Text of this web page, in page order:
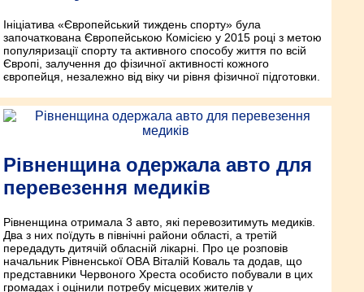
Ініціатива «Європейський тиждень спорту» була
започаткована Європейською Комісією у 2015 році з метою
популяризації спорту та активного способу життя по всій
Європі, залучення до фізичної активності кожного
європейця, незалежно від віку чи рівня фізичної підготовки.
Рівненщина одержала авто для
перевезення медиків
Рівненщина отримала 3 авто, які перевозитимуть медиків.
Два з них поїдуть в північні райони області, а третій
передадуть дитячій обласній лікарні. Про це розповів
начальник Рівненської ОВА Віталій Коваль та додав, що
представники Червоного Хреста особисто побували в цих
громадах і оцінили потребу місцевих жителів у